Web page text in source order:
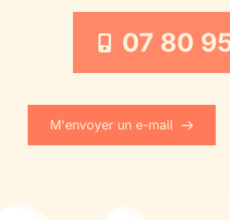
07 80
M'envoyer un e-mail